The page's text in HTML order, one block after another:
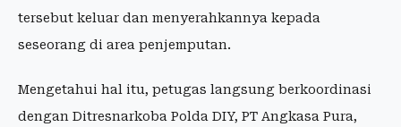
tersebut keluar dan menyerahkannya kepada
seseorang di area penjemputan.
Mengetahui hal itu, petugas langsung berkoordinasi
dengan Ditresnarkoba Polda DIY, PT Angkasa Pura,